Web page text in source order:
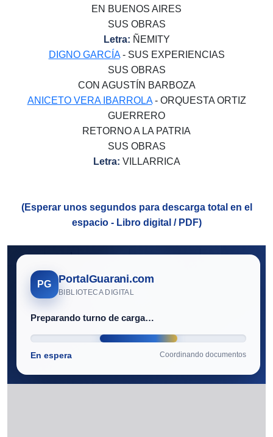
EN BUENOS AIRES
SUS OBRAS
Letra: ÑEMITY
DIGNO GARCÍA- SUS EXPERIENCIAS
SUS OBRAS
CON AGUSTÍN BARBOZA
ANICETO VERA IBARROLA- ORQUESTA ORTIZ
GUERRERO
RETORNO A LA PATRIA
SUS OBRAS
Letra: VILLARRICA
(Esperar unos segundos para descarga total en el
espacio - Libro digital / PDF)